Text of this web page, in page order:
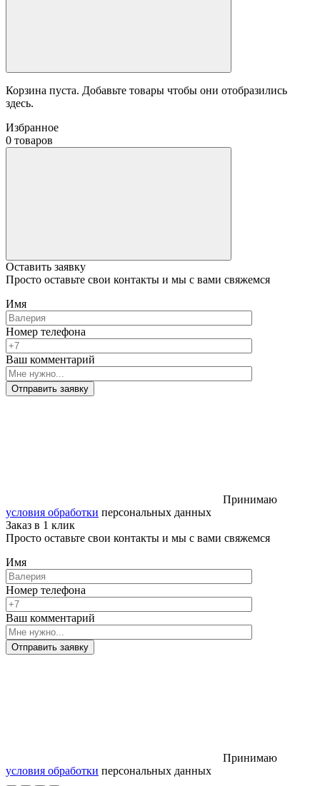
Корзина пуста. Добавьте товары чтобы они отобразились
здесь.
Избранное
0 товаров
Оставить заявку
Просто оставьте свои контакты и мы с вами свяжемся
Имя
Номер телефона
Ваш комментарий
Отправить заявку
Принимаю
условия обработки персональных данных
Заказ в 1 клик
Просто оставьте свои контакты и мы с вами свяжемся
Имя
Номер телефона
Ваш комментарий
Отправить заявку
Принимаю
условия обработки персональных данных